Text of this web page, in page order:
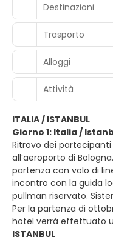
Destinazioni
Trasporto
Alloggi
Attività
ITALIA / ISTANBUL
Giorno 1: Italia /
Ritrovo dei
all’aeroporto di
partenza con volo di
incontro con la guida
pullman riservato.
Per la partenza di
hotel verrà effettuato
ISTANBUL